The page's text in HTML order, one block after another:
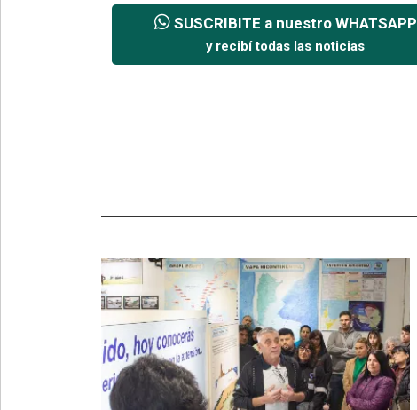
SUSCRIBITE a nuestro WHATSAPP
y recibí todas las noticias